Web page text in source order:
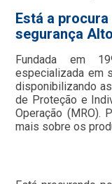
Está a
segurança
Fundada em
especializada em
disponibilizando
de Proteção e
Operação (MRO).
mais sobre os